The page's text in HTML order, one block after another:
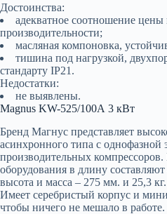
Достоинства:
адекватное соотношение цены
производительности;
масляная компоновка,
тишина под нагрузкой,
стандарту IP21.
Недостатки:
не выявлены.
Magnus KW-525/100А 3 кВт
Бренд Магнус представляет
асинхронного типа с однофазной
производительных
оборудования в длину
высота и масса – 275 мм. и 25,3
Имеет серебристый корпус и
чтобы ничего не мешало в